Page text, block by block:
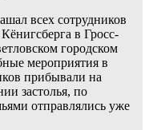
всех сотрудников
в Гросс-
городском
мероприятия в
прибывали на
застолья, по
отправлялись уже